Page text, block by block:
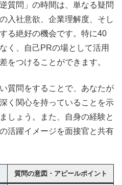
質問」の時間は、単なる疑問
入社意欲、企業理解度、そし
る絶好の機会です。特に40
く、自己PRの場として活用
をつけることができます。
質問をすることで、あなたが
く関心を持っていることを示
しょう。また、自身の経験と
活躍イメージを面接官と共有
質問の意図・アピールポイント